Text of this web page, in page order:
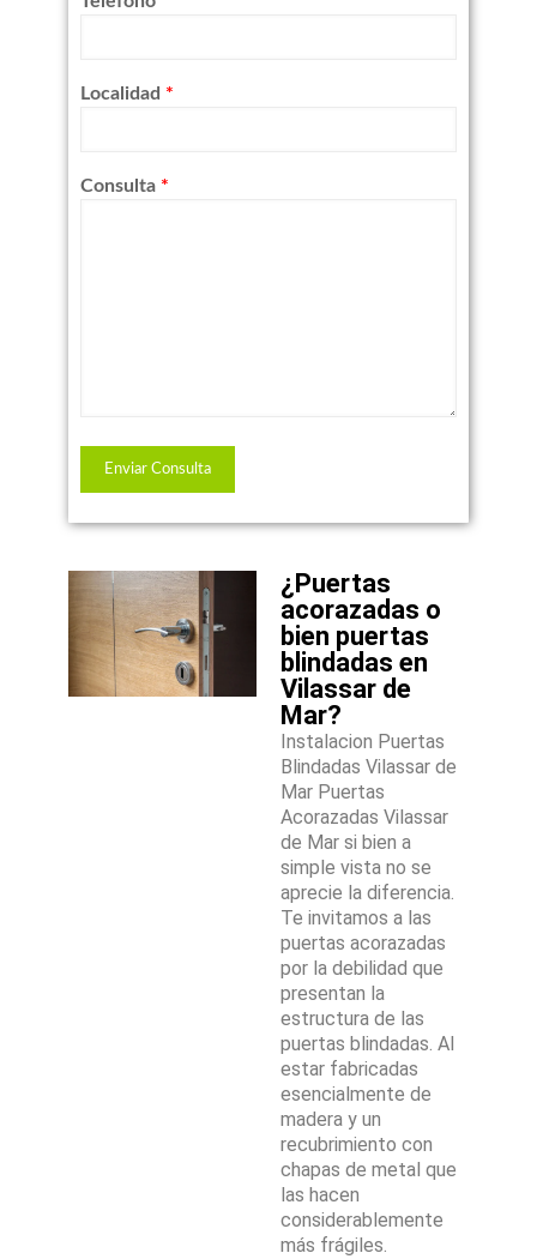
Localidad *
Consulta *
¿Puertas
acorazadas o
bien puertas
blindadas en
Vilassar de
Mar?
Instalacion Puertas
Blindadas Vilassar de
Mar Puertas
Acorazadas Vilassar
de Mar si bien a
simple vista no se
aprecie la diferencia.
Te invitamos a las
puertas acorazadas
por la debilidad que
presentan la
estructura de las
puertas blindadas. Al
estar fabricadas
esencialmente de
madera y un
recubrimiento con
chapas de metal que
las hacen
considerablemente
más frágiles.